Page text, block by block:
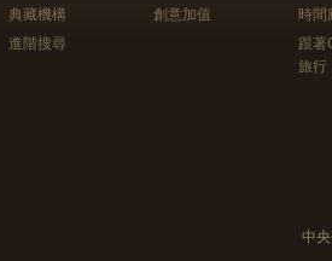
典藏機構
進階搜尋
創意加值
時間
跟
旅行
中